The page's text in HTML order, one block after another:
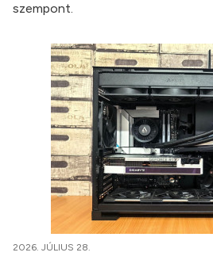
szempont.
2026. JÚLIUS 28.